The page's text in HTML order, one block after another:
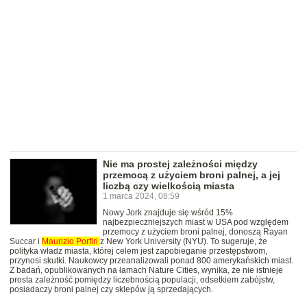
Nie ma prostej zależności między
przemocą z użyciem broni palnej, a jej
liczbą czy wielkością miasta
1 marca 2024, 08:59
Nowy Jork znajduje się wśród 15%
najbezpieczniejszych miast w USA pod względem
przemocy z użyciem broni palnej, donoszą Rayan
Succar i Maurizio Porfiri z New York University (NYU). To sugeruje, że
polityka władz miasta, której celem jest zapobieganie przestępstwom,
przynosi skutki. Naukowcy przeanalizowali ponad 800 amerykańskich miast.
Z badań, opublikowanych na łamach Nature Cities, wynika, że nie istnieje
prosta zależność pomiędzy liczebnością populacji, odsetkiem zabójstw,
posiadaczy broni palnej czy sklepów ją sprzedających.